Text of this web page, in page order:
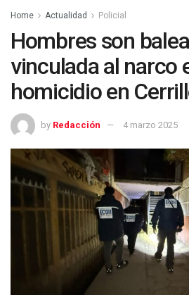
Home Actualidad Policial
Hombres son
vinculada al narco
homicidio en
by Redacción 4 marzo 2025